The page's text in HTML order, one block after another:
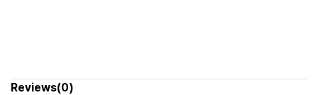
Reviews(0)